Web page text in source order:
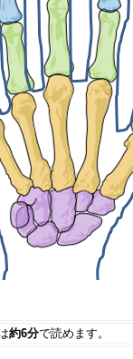
約6分で読めます。